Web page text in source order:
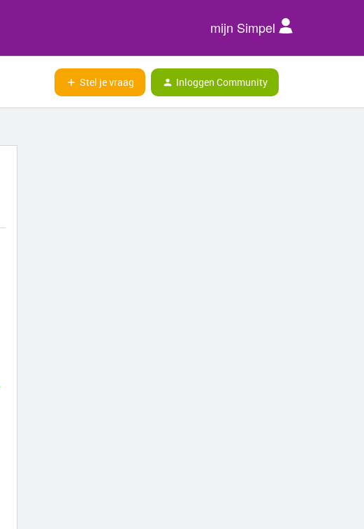
mijn Simpel
Stel je vraag Inloggen Community